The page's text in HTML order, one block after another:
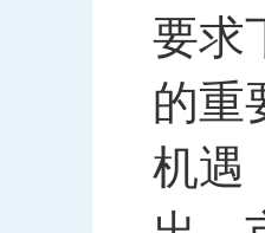
要求
的重
机遇